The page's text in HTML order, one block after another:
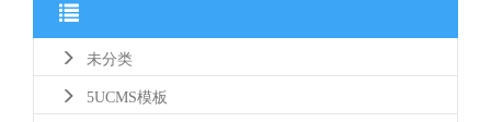
未分类
5UCMS模板